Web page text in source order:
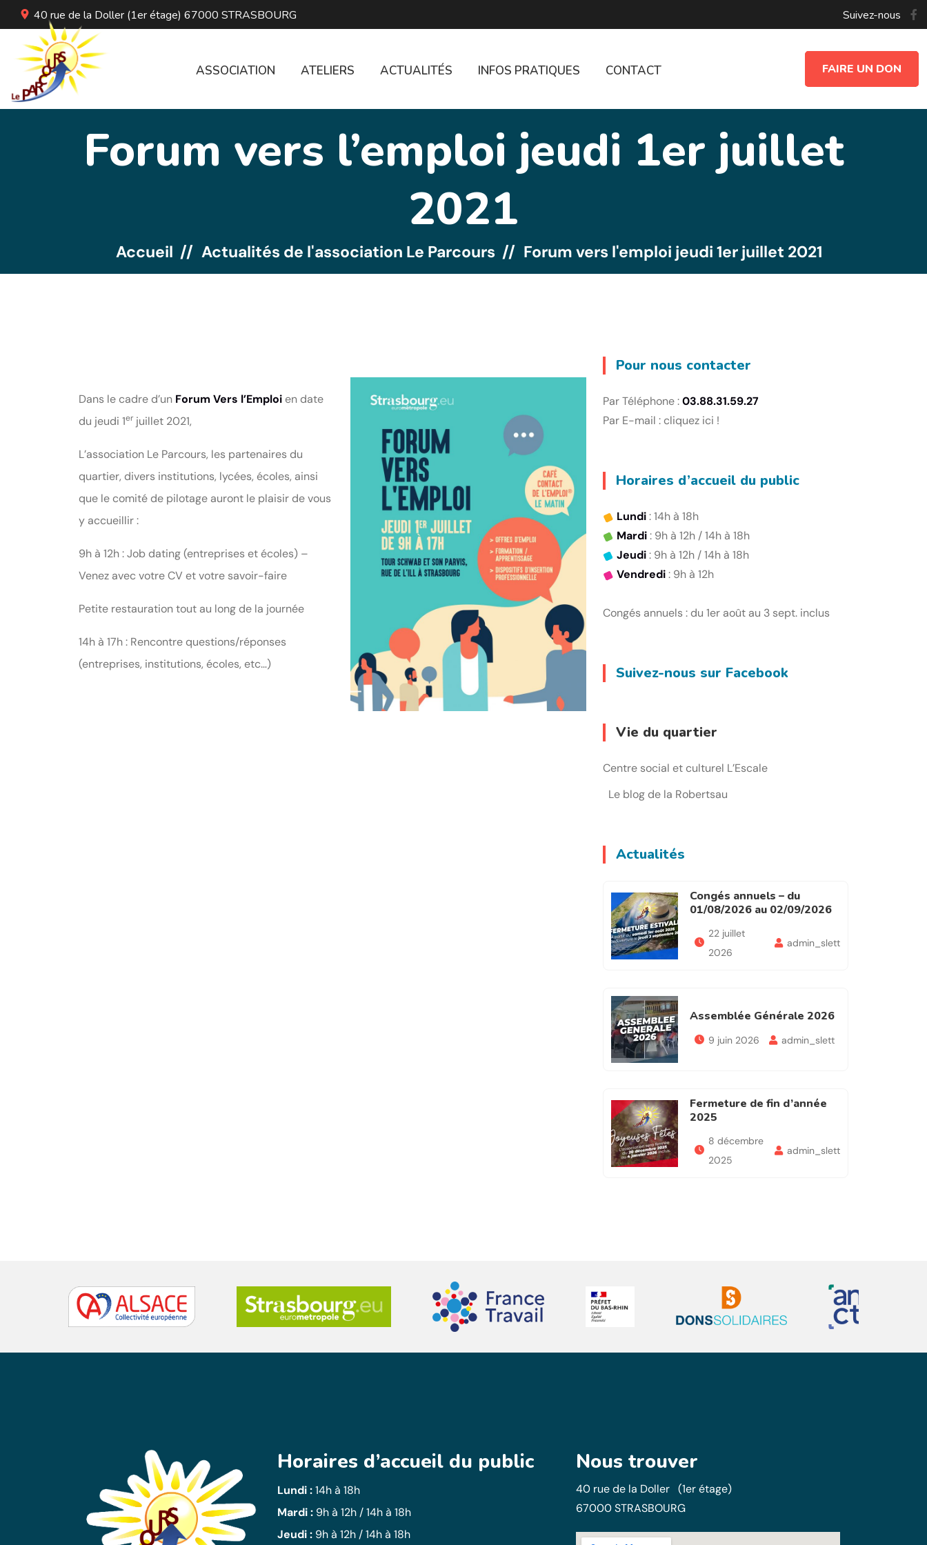
40 rue de la Doller (1er étage) 67000 STRASBOURG Suivez-nous
ASSOCIATION ATELIERS ACTUALITÉS INFOS PRATIQUES CONTACT FAIRE UN DON
Forum vers l’emploi jeudi 1er juillet
2021
Accueil Actualités de l'association Le Parcours Forum vers l'emploi jeudi 1er juillet 2021
Dans le cadre d’un Forum Vers l’Emploien date
du jeudi 1er juillet 2021,
L’association Le Parcours, les partenaires du
quartier, divers institutions, lycées, écoles, ainsi
que le comité de pilotage auront le plaisir de vous
y accueillir :
9h à 12h : Job dating (entreprises et écoles) –
Venez avec votre CV et votre savoir-faire
Petite restauration tout au long de la journée
14h à 17h : Rencontre questions/réponses
(entreprises, institutions, écoles, etc…)
Pour nous contacter
Par Téléphone :03.88.31.59.27
Par E-mail : cliquez ici !
Horaires d’accueil du public
Lundi: 14h à 18h
Mardi: 9h à 12h / 14h à 18h
Jeudi: 9h à 12h / 14h à 18h
Vendredi: 9h à 12h
Congés annuels : du 1er août au 3 sept. inclus
Suivez-nous sur Facebook
Vie du quartier
Centre social et culturel L’Escale
Le blog de la Robertsau
Actualités
Congés annuels – du
01/08/2026 au 02/09/2026
22 juillet
2026
admin_slett
Assemblée Générale 2026
9 juin 2026 admin_slett
Fermeture de fin d’année
2025
8 décembre
2025
admin_slett
Horaires d’accueil du public
Lundi :14h à 18h
Mardi : 9h à 12h / 14h à 18h
Jeudi : 9h à 12h / 14h à 18h
Nous trouver
40 rue de la Doller (1er étage)
67000 STRASBOURG